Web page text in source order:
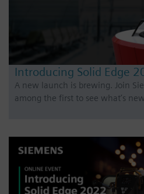
Introducing Solid Edge
A new launch is brewing. Join
among the first to see what’s